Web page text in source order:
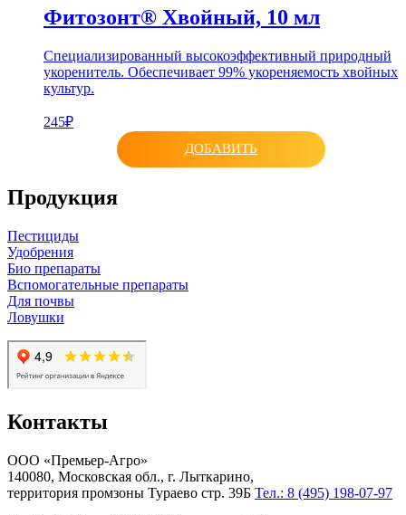
Фитозонт® Хвойный, 10 мл
Специализированный высокоэффективный природный
укоренитель. Обеспечивает 99% укореняемость хвойных
культур.
245₽
ДОБАВИТЬ
Продукция
Пестициды
Удобрения
Био препараты
Вспомогательные препараты
Для почвы
Ловушки
Контакты
ООО «Премьер-Агро»
140080, Московская обл., г. Лыткарино,
территория промзоны Тураево стр. 39Б Тел.: 8 (495) 198-07-97